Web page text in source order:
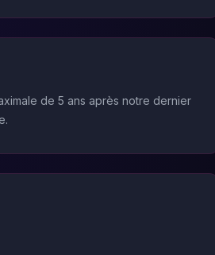
de 5 ans après notre dernier